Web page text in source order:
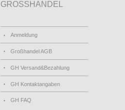
GROSSHANDEL
Anmeldung
Großhandel AGB
GH Versand&Bezahlung
GH Kontaktangaben
GH FAQ